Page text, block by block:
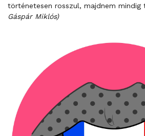
történetesen rosszul, majdnem mindig
Gáspár Miklós)